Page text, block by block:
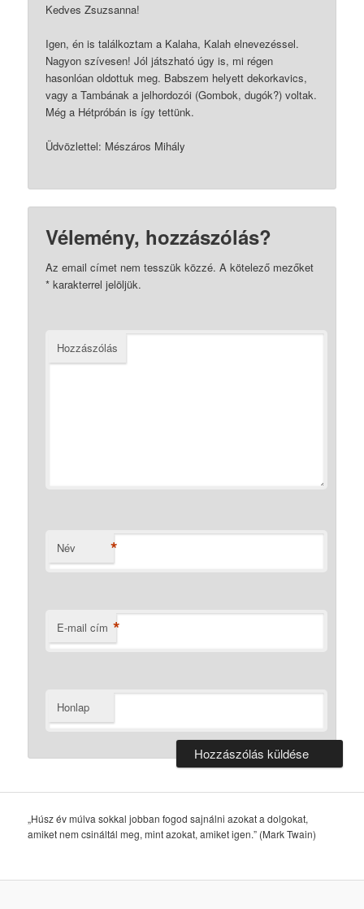
Kedves Zsuzsanna!
Igen, én is találkoztam a Kalaha, Kalah elnevezéssel.
Nagyon szívesen! Jól játszható úgy is, mi régen
hasonlóan oldottuk meg. Babszem helyett dekorkavics,
vagy a Tambának a jelhordozói (Gombok, dugók?) voltak.
Még a Hétpróbán is így tettünk.
Üdvözlettel: Mészáros Mihály
Vélemény, hozzászólás?
Az email címet nem tesszük közzé. A kötelező mezőket
* karakterrel jelöljük.
Hozzászólás
Név *
E-mail cím *
Honlap
„Húsz év múlva sokkal jobban fogod sajnálni azokat a dolgokat,
amiket nem csináltál meg, mint azokat, amiket igen.” (Mark Twain)